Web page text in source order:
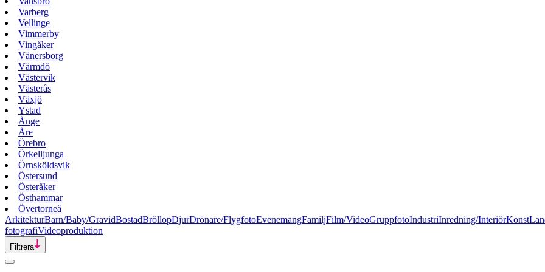
Varberg
Vellinge
Vimmerby
Vingåker
Vänersborg
Värmdö
Västervik
Västerås
Växjö
Ystad
Ånge
Åre
Örebro
Örkelljunga
Örnsköldsvik
Östersund
Österåker
Östhammar
Övertorneå
ArkitekturBarn/Baby/GravidBostadBröllopDjurDrönare/FlygfotoEvenemangFamiljFilm/VideoGruppfotoIndustriInredning/InteriörKonst
fotografiVideoproduktion
Filtrera